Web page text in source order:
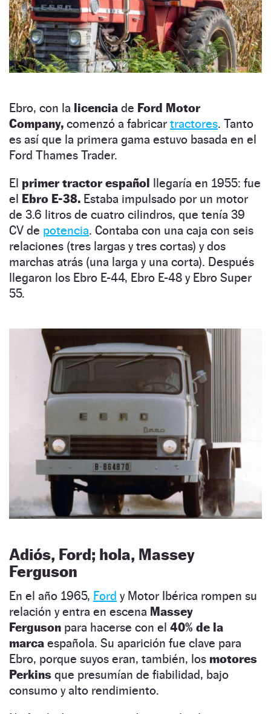
Ebro, con la licencia de Ford Motor
Company, comenzó a fabricar tractores. Tanto
es así que la primera gama estuvo basada en el
Ford Thames Trader.
El primer tractor español llegaría en 1955: fue
el Ebro E-38. Estaba impulsado por un motor
de 3.6 litros de cuatro cilindros, que tenía 39
CV de potencia. Contaba con una caja con seis
relaciones (tres largas y tres cortas) y dos
marchas atrás (una larga y una corta). Después
llegaron los Ebro E-44, Ebro E-48 y Ebro Super
55.
Adiós, Ford; hola, Massey
Ferguson
En el año 1965, Ford y Motor Ibérica rompen su
relación y entra en escena Massey
Ferguson para hacerse con el 40% de la
marca española. Su aparición fue clave para
Ebro, porque suyos eran, también, los motores
Perkins que presumían de fiabilidad, bajo
consumo y alto rendimiento.